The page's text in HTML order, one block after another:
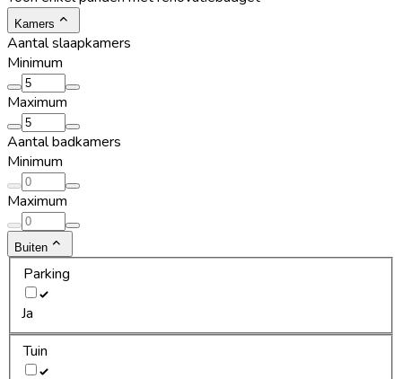
Kamers
Aantal slaapkamers
Minimum
Maximum
Aantal badkamers
Minimum
Maximum
Buiten
Parking
Ja
Tuin